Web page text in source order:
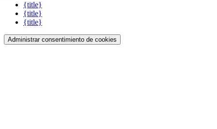
{title}
{title}
{title}
Administrar consentimiento de cookies